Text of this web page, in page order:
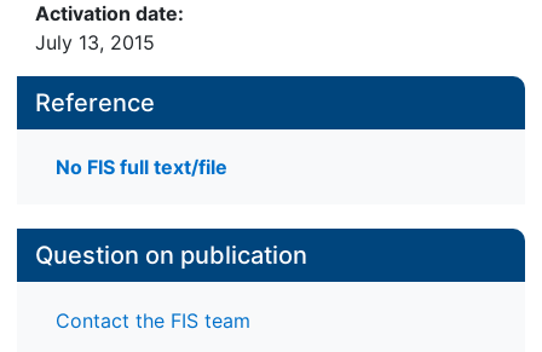
Activation date:
July 13, 2015
Reference
No FIS full text/file
Question on publication
Contact the FIS team